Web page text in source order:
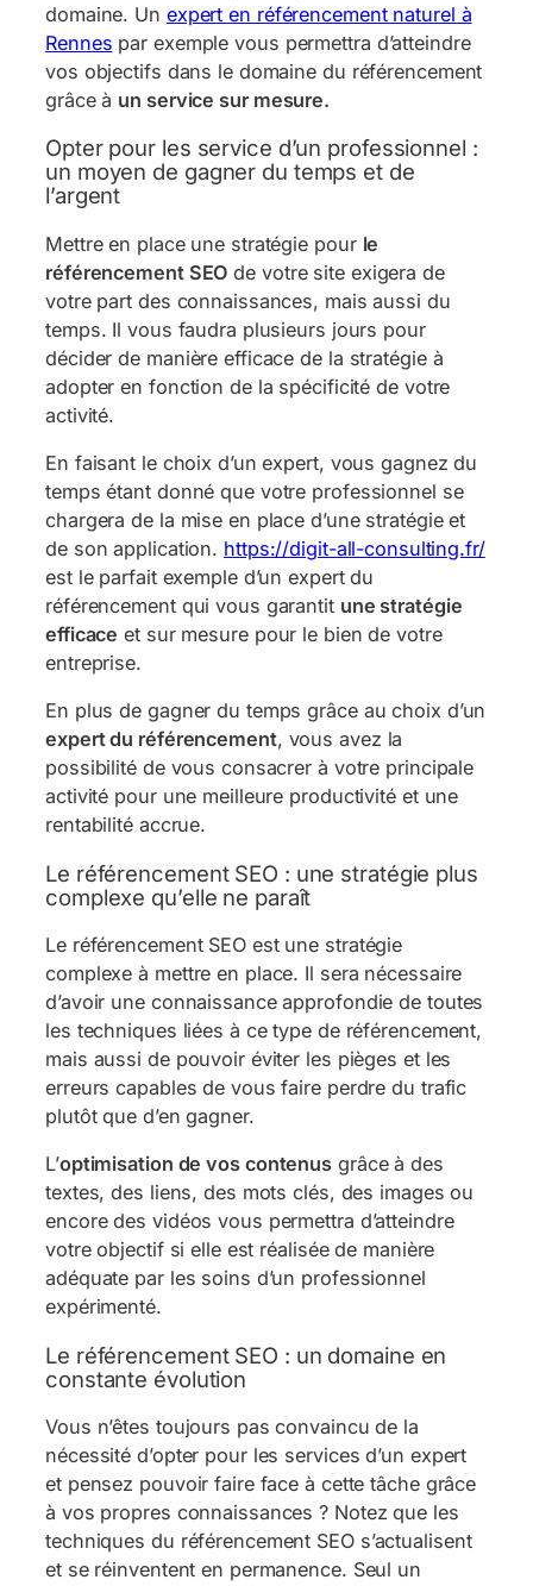
domaine. Un expert en référencement naturel à
Rennes par exemple vous permettra d’atteindre
vos objectifs dans le domaine du référencement
grâce à un service sur mesure.
Opter pour les service d’un professionnel :
un moyen de gagner du temps et de
l’argent
Mettre en place une stratégie pour le
référencement SEO de votre site exigera de
votre part des connaissances, mais aussi du
temps. Il vous faudra plusieurs jours pour
décider de manière efficace de la stratégie à
adopter en fonction de la spécificité de votre
activité.
En faisant le choix d’un expert, vous gagnez du
temps étant donné que votre professionnel se
chargera de la mise en place d’une stratégie et
de son application. https://digit-all-consulting.fr/
est le parfait exemple d’un expert du
référencement qui vous garantit une stratégie
efficace et sur mesure pour le bien de votre
entreprise.
En plus de gagner du temps grâce au choix d’un
expert du référencement, vous avez la
possibilité de vous consacrer à votre principale
activité pour une meilleure productivité et une
rentabilité accrue.
Le référencement SEO : une stratégie plus
complexe qu’elle ne paraît
Le référencement SEO est une stratégie
complexe à mettre en place. Il sera nécessaire
d’avoir une connaissance approfondie de toutes
les techniques liées à ce type de référencement,
mais aussi de pouvoir éviter les pièges et les
erreurs capables de vous faire perdre du trafic
plutôt que d’en gagner.
L’optimisation de vos contenus grâce à des
textes, des liens, des mots clés, des images ou
encore des vidéos vous permettra d’atteindre
votre objectif si elle est réalisée de manière
adéquate par les soins d’un professionnel
expérimenté.
Le référencement SEO : un domaine en
constante évolution
Vous n’êtes toujours pas convaincu de la
nécessité d’opter pour les services d’un expert
et pensez pouvoir faire face à cette tâche grâce
à vos propres connaissances ? Notez que les
techniques du référencement SEO s’actualisent
et se réinventent en permanence. Seul un